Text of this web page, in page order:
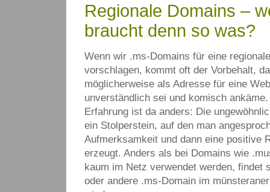
Regionale Domains –
braucht denn so was?
Wenn wir .ms-Domains für eine
vorschlagen, kommt oft der Vorbehalt,
möglicherweise als Adresse für eine
unverständlich sei und komisch
Erfahrung ist da anders: Die
ein Stolperstein, auf den man
Aufmerksamkeit und dann eine positive
erzeugt. Anders als bei Domains wie
kaum im Netz verwendet werden, findet
oder andere .ms-Domain im